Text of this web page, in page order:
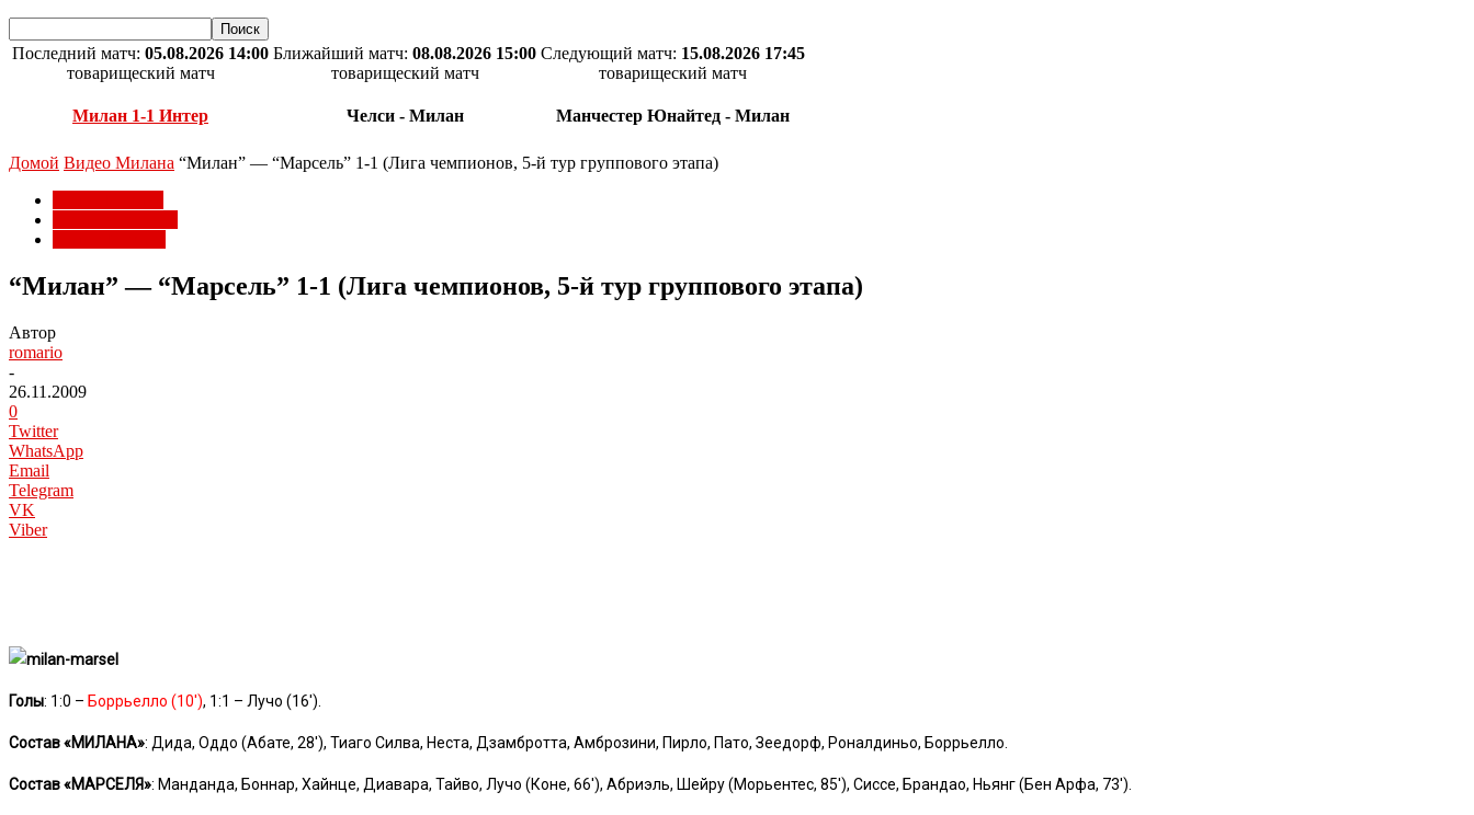
Последний матч: 05.08.2026 14:00
товарищеский матч
Милан 1-1 Интер
Ближайший матч: 08.08.2026 15:00
товарищеский матч
Челси - Милан
Следующий матч: 15.08.2026 17:45
товарищеский матч
Манчестер Юнайтед - Милан
Домой Видео Милана “Милан” — “Марсель” 1-1 (Лига чемпионов, 5-й тур группового этапа)
“Милан” — “Марсель” 1-1 (Лига чемпионов, 5-й тур группового этапа)
Автор
romario
-
26.11.2009
0
Twitter
WhatsApp
Email
Telegram
VK
Viber
Голы: 1:0 – Боррьелло (10′), 1:1 – Лучо (16′).
Состав «МИЛАНА»: Дида, Оддо (Абате, 28′), Тиаго Силва, Неста, Дзамбротта, Амброзини, Пирло, Пато, Зеедорф, Роналдиньо, Боррьелло.
Состав «МАРСЕЛЯ»: Манданда, Боннар, Хайнце, Диавара, Тайво, Лучо (Коне, 66′), Абриэль, Шейру (Морьентес, 85′), Сиссе, Брандао, Ньянг (Бен Арфа, 73′).